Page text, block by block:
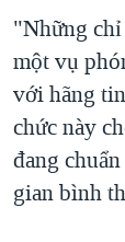
"Những chỉ
một vụ
với hãng
chức này
đang
gian bình